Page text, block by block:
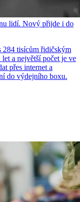
lidí. Nový přijde i do
284 tisícům řidičským
a největší počet je ve
přes internet a
do výdejního boxu.